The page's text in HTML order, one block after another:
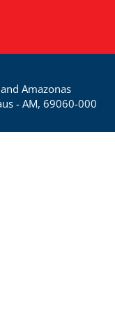
Amazonas
- AM, 69060-000